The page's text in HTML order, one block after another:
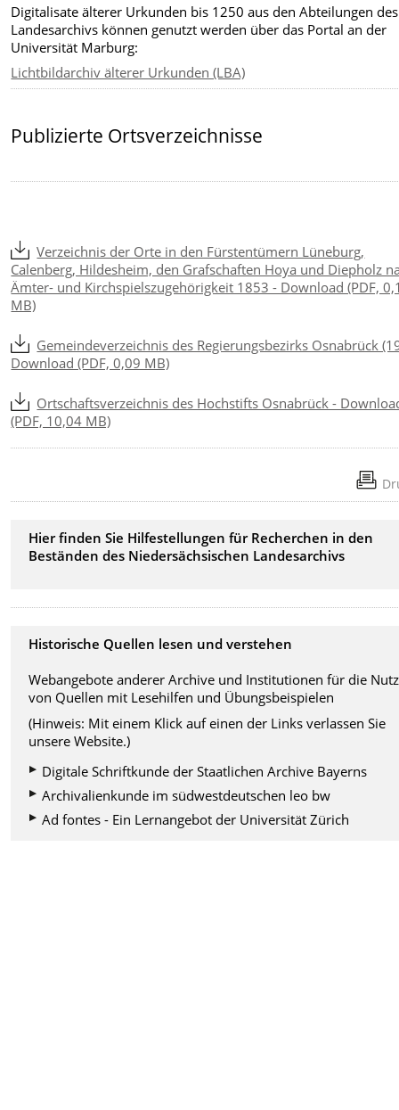
Digitalisate älterer Urkunden bis 1250aus den Abteilungen des
Landesarchivs können genutzt werden über das Portal an der
Universität Marburg:
Lichtbildarchiv älterer Urkunden (LBA)
Publizierte Ortsverzeichnisse
Verzeichnis der Orte in den Fürstentümern Lüneburg,
Calenberg, Hildesheim, den Grafschaften Hoya und Diepholz
Ämter- und Kirchspielszugehörigkeit 1853 - Download (PDF,
MB)
Gemeindeverzeichnis des Regierungsbezirks Osnabrück
Download (PDF, 0,09 MB)
Ortschaftsverzeichnis des Hochstifts Osnabrück -
(PDF, 10,04 MB)
Hier finden Sie Hilfestellungen für Recherchen in den
Beständen des Niedersächsischen Landesarchivs
Historische Quellen lesen und verstehen
Webangebote anderer Archive und Institutionen für die
von Quellen mit Lesehilfen und Übungsbeispielen
(Hinweis: Mit einem Klick auf einen der Links verlassen Sie
unsere Website.)
Digitale Schriftkunde der Staatlichen Archive Bayerns
Archivalienkunde im südwestdeutschen leo bw
Ad fontes - Ein Lernangebot der Universität Zürich